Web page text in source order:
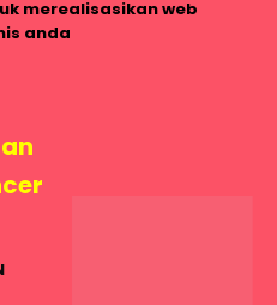
merealisasikan web
anda